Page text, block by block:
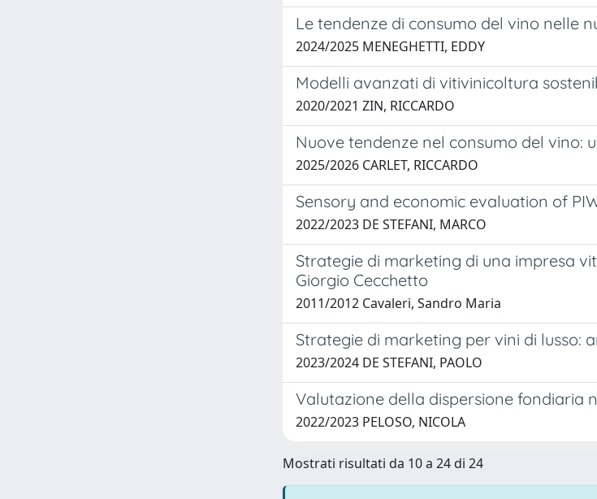
Le tendenze di consumo del vino nelle
2024/2025 MENEGHETTI, EDDY
Modelli avanzati di vitivinicoltura
2020/2021 ZIN, RICCARDO
Nuove tendenze nel consumo del vino:
2025/2026 CARLET, RICCARDO
Sensory and economic evaluation of
2022/2023 DE STEFANI, MARCO
Strategie di marketing di una impresa
Giorgio Cecchetto
2011/2012 Cavaleri, Sandro Maria
Strategie di marketing per vini di lusso:
2023/2024 DE STEFANI, PAOLO
Valutazione della dispersione fondiaria
2022/2023 PELOSO, NICOLA
Mostrati risultati da 10 a 24 di 24